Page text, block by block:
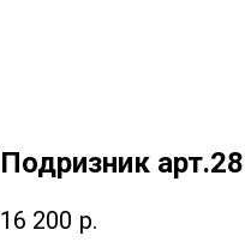
Подризник
16 200 р.